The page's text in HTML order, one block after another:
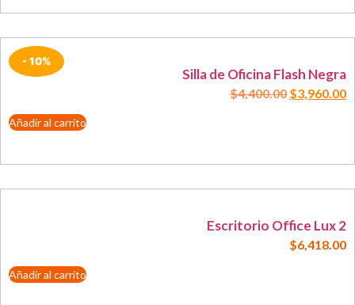
- 10%
Silla de Oficina Flash Negra
$4,400.00 $3,960.00
Añadir al carrito
Escritorio Office Lux 2
$6,418.00
Añadir al carrito